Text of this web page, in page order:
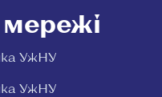
мережі
УжНУ
УжНУ